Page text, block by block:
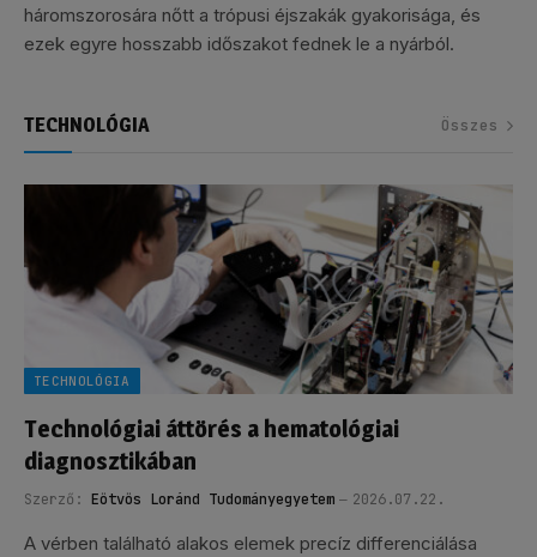
háromszorosára nőtt a trópusi éjszakák gyakorisága, és
ezek egyre hosszabb időszakot fednek le a nyárból.
TECHNOLÓGIA Összes
TECHNOLÓGIA
Technológiai áttörés a hematológiai
diagnosztikában
Szerző: Eötvös Loránd Tudományegyetem 2026.07.22.
A vérben található alakos elemek precíz differenciálása